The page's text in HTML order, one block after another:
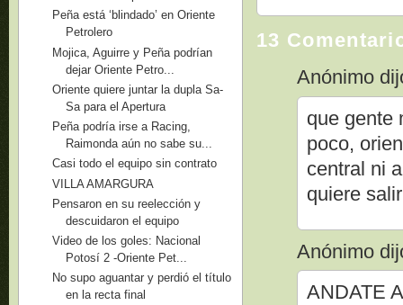
13
Anónimo
que gente
poco,
central ni
quiere
Anónimo
ANDATE
Peña está ‘blindado’ en Oriente
Petrolero
Mojica, Aguirre y Peña podrían
dejar Oriente Petro...
Oriente quiere juntar la dupla Sa-
Sa para el Apertura
Peña podría irse a Racing,
Raimonda aún no sabe su...
Casi todo el equipo sin contrato
VILLA AMARGURA
Pensaron en su reelección y
descuidaron el equipo
Video de los goles: Nacional
Potosí 2 -Oriente Pet...
No supo aguantar y perdió el título
en la recta final